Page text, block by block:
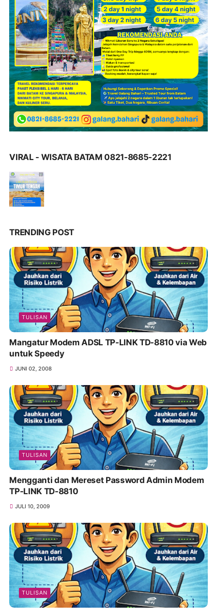
VIRAL - WISATA BATAM 0821-8685-2221
TRENDING POST
TULISAN
Mangatur Modem ADSL TP-LINK TD-8810 via Web
untuk Speedy
JUNI 02, 2008
TULISAN
Mengganti dan Mereset Password Admin Modem
TP-LINK TD-8810
JULI 10, 2009
TULISAN